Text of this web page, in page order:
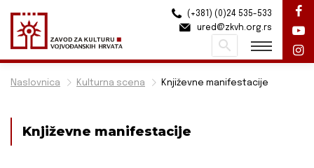
Naslovnica Kulturna scena Književne manifestacije
Književne manifestacije
(+381) (0)24 535-533
ured@zkvh.org.rs
Pretraži